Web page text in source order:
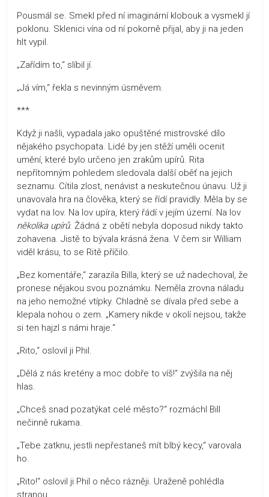
Pousmál se. Smekl před ní imaginární klobouk a vysmekl jí
poklonu. Sklenici vína od ní pokorně přijal, aby ji na jeden
hlt vypil.
„Zařídím to,“ slíbil jí.
„Já vím,“ řekla s nevinným úsměvem.
***
Když ji našli, vypadala jako opuštěné mistrovské dílo
nějakého psychopata. Lidé by jen stěží uměli ocenit
umění, které bylo určeno jen zrakům upírů. Rita
nepřítomným pohledem sledovala další oběť na jejich
seznamu. Cítila zlost, nenávist a neskutečnou únavu. Už ji
unavovala hra na člověka, který se řídí pravidly. Měla by se
vydat na lov. Na lov upíra, který řádí v jejím území. Na lov
několika upírů. Žádná z obětí nebyla doposud nikdy takto
zohavena. Jistě to bývala krásná žena. V čem sir William
viděl krásu, to se Ritě příčilo.
„Bez komentáře,“ zarazila Billa, který se už nadechoval, že
pronese nějakou svou poznámku. Neměla zrovna náladu
na jeho nemožné vtípky. Chladně se dívala před sebe a
klepala nohou o zem. „Kamery nikde v okolí nejsou, takže
si ten hajzl s námi hraje.“
„Rito,“ oslovil ji Phil.
„Dělá z nás kretény a moc dobře to víš!“ zvýšila na něj
hlas.
„Chceš snad pozatýkat celé město?“ rozmáchl Bill
nečinně rukama.
„Tebe zatknu, jestli nepřestaneš mít blbý kecy,“ varovala
ho.
„Rito!“ oslovil ji Phil o něco rázněji. Uraženě pohlédla
stranou.